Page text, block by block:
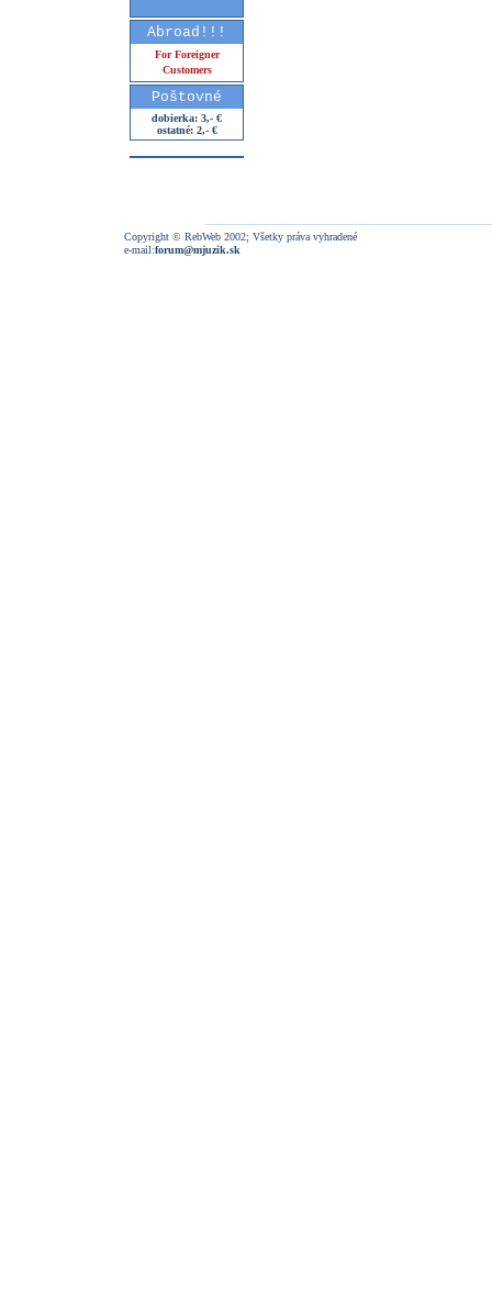
Abroad!!!
For Foreigner
Customers
Poštovné
dobierka: 3,- €
ostatné: 2,- €
Copyright © RebWeb 2002; Všetky práva vyhradené
e-mail:forum@mjuzik.sk